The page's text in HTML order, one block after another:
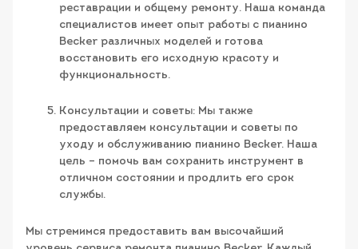
реставрации и общему ремонту. Наша команда
специалистов имеет опыт работы с пианино
Becker различных моделей и готова
восстановить его исходную красоту и
функциональность.
Консультации и советы: Мы также
предоставляем консультации и советы по
уходу и обслуживанию пианино Becker. Наша
цель – помочь вам сохранить инструмент в
отличном состоянии и продлить его срок
службы.
Мы стремимся предоставить вам высочайший